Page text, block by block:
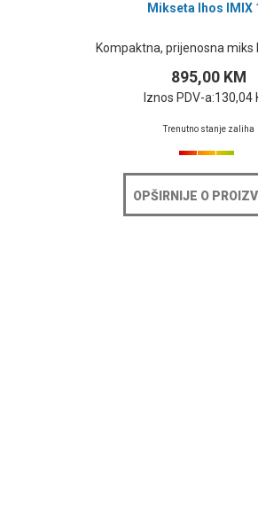
Mikseta Ihos IMIX
Kompaktna, prijenosna miks
895,00 KM
Iznos PDV-a:130,04
Trenutno stanje zaliha
OPŠIRNIJE O